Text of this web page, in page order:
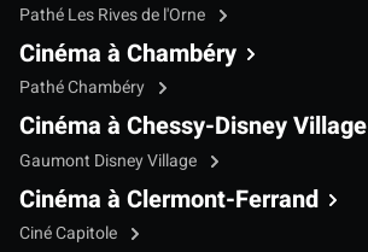
Pathé Les Rives de l'Orne
Cinéma à Chambéry
Pathé Chambéry
Cinéma à Chessy-Disney Village
Gaumont Disney Village
Cinéma à Clermont-Ferrand
Ciné Capitole